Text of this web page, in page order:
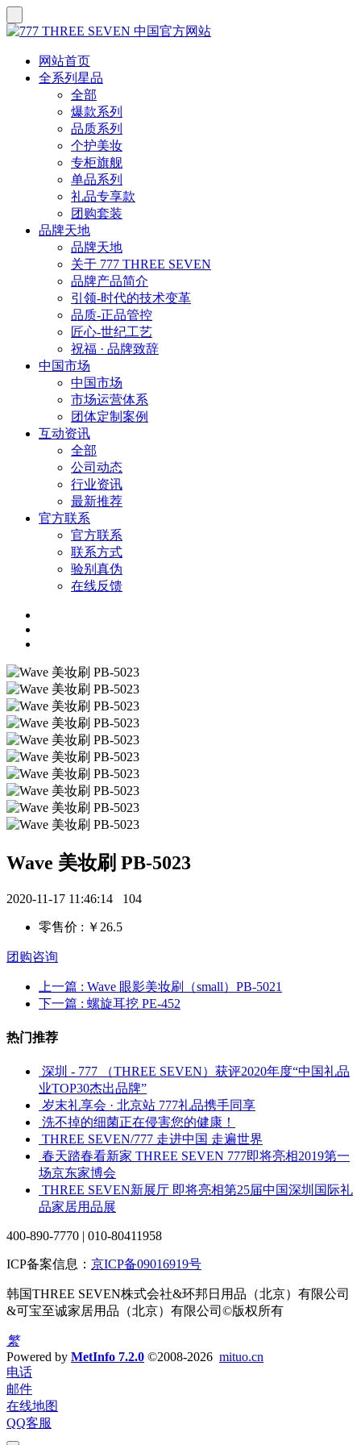
网站首页
全系列星品
全部
爆款系列
品质系列
个护美妆
专柜旗舰
单品系列
礼品专享款
团购套装
品牌天地
品牌天地
关于 777 THREE SEVEN
品牌产品简介
引领-时代的技术变革
品质-正品管控
匠心-世纪工艺
祝福 · 品牌致辞
中国市场
中国市场
市场运营体系
团体定制案例
互动资讯
全部
公司动态
行业资讯
最新推荐
官方联系
官方联系
联系方式
验别真伪
在线反馈
Wave 美妆刷 PB-5023
2020-11-17 11:46:14 104
零售价 : ￥26.5
团购咨询
上一篇 : Wave 眼影美妆刷（small）PB-5021
下一篇 : 螺旋耳挖 PE-452
热门推荐
深圳 - 777 （THREE SEVEN）获评2020年度“中国礼品
业TOP30杰出品牌”
岁末礼享会 · 北京站 777礼品携手同享
洗不掉的细菌正在侵害您的健康！
THREE SEVEN/777 走进中国 走遍世界
春天踏春看新家 THREE SEVEN 777即将亮相2019第一
场京东家博会
THREE SEVEN新展厅 即将亮相第25届中国深圳国际礼
品家居用品展
400-890-7770 | 010-80411958
ICP备案信息： 京ICP备09016919号
韩国THREE SEVEN株式会社&环邦日用品（北京）有限公司
&可宝至诚家居用品（北京）有限公司©版权所有
繁
Powered by MetInfo 7.2.0 ©2008-2026 mituo.cn
电话
邮件
在线地图
QQ客服